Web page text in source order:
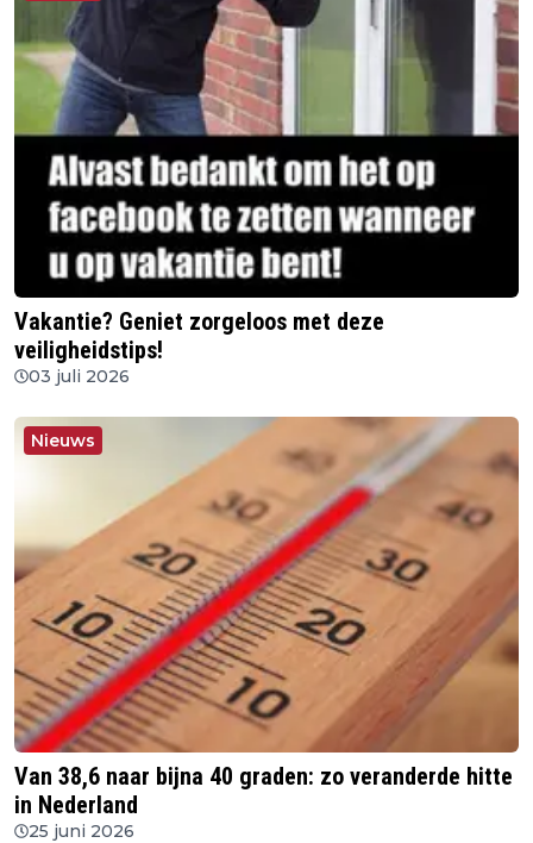
Vakantie? Geniet zorgeloos met deze
veiligheidstips!
03 juli 2026
Nieuws
Van 38,6 naar bijna 40 graden: zo veranderde hitte
in Nederland
25 juni 2026